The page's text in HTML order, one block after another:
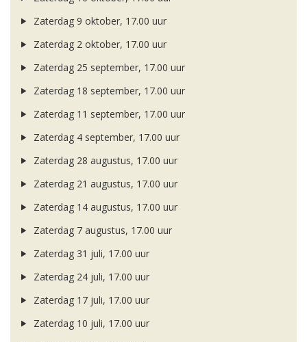
Zaterdag 9 oktober, 17.00 uur
Zaterdag 2 oktober, 17.00 uur
Zaterdag 25 september, 17.00 uur
Zaterdag 18 september, 17.00 uur
Zaterdag 11 september, 17.00 uur
Zaterdag 4 september, 17.00 uur
Zaterdag 28 augustus, 17.00 uur
Zaterdag 21 augustus, 17.00 uur
Zaterdag 14 augustus, 17.00 uur
Zaterdag 7 augustus, 17.00 uur
Zaterdag 31 juli, 17.00 uur
Zaterdag 24 juli, 17.00 uur
Zaterdag 17 juli, 17.00 uur
Zaterdag 10 juli, 17.00 uur